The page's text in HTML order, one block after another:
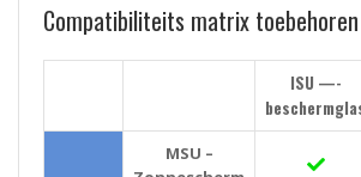
Compatibiliteits matrix toebehoren
ISU —-
MSU –